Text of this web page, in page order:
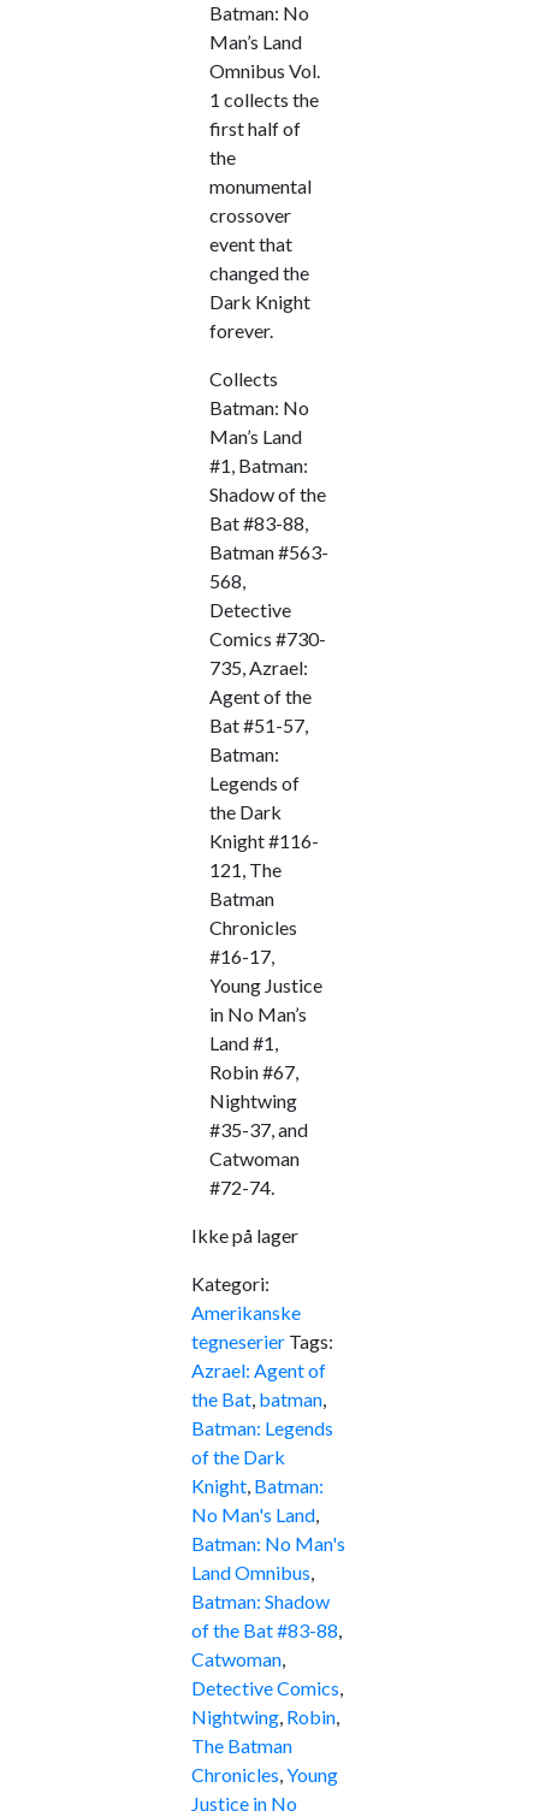
Batman: No
Man’s Land
Omnibus Vol.
1 collects the
first half of
the
monumental
crossover
event that
changed the
Dark Knight
forever.
Collects
Batman: No
Man’s Land
#1, Batman:
Shadow of the
Bat #83-88,
Batman #563-
568,
Detective
Comics #730-
735, Azrael:
Agent of the
Bat #51-57,
Batman:
Legends of
the Dark
Knight #116-
121, The
Batman
Chronicles
#16-17,
Young Justice
in No Man’s
Land #1,
Robin #67,
Nightwing
#35-37, and
Catwoman
#72-74.
Ikke på lager
Kategori:
Amerikanske
tegneserier Tags:
Azrael: Agent of
the Bat, batman,
Batman: Legends
of the Dark
Knight, Batman:
No Man's Land,
Batman: No Man's
Land Omnibus,
Batman: Shadow
of the Bat #83-88,
Catwoman,
Detective Comics,
Nightwing, Robin,
The Batman
Chronicles,Young
Justice in No